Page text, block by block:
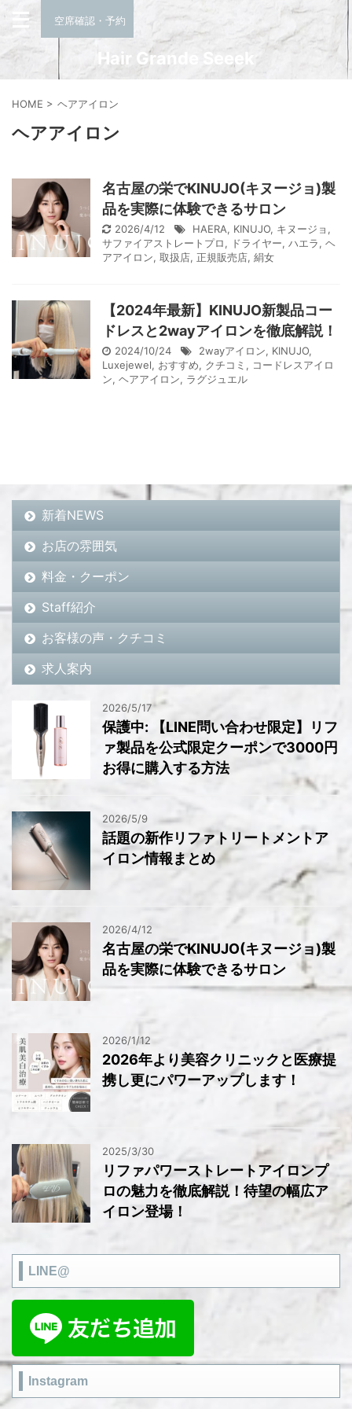
空席確認・予約
Hair Grande Seeek
HOME > ヘアアイロン
ヘアアイロン
名古屋の栄でKINUJO(キヌージョ)製
品を実際に体験できるサロン
2026/4/12 HAERA, KINUJO, キヌージョ ,
サファイアストレートプロ, ドライヤー, ハエラ, ヘ
アアイロン, 取扱店, 正規販売店, 絹女
【2024年最新】KINUJO新製品コー
ドレスと2wayアイロンを徹底解説！
2024/10/24 2wayアイロン, KINUJO,
Luxejewel, おすすめ, クチコミ , コードレスアイロ
ン, ヘアアイロン, ラグジュエル
新着NEWS
お店の雰囲気
料金・クーポン
Staff紹介
お客様の声・クチコミ
求人案内
2026/5/17
保護中: 【LINE問い合わせ限定】リフ
ァ製品を公式限定クーポンで3000円
お得に購入する方法
2026/5/9
話題の新作リファトリートメントア
イロン情報まとめ
2026/4/12
名古屋の栄でKINUJO(キヌージョ)製
品を実際に体験できるサロン
2026/1/12
2026年より美容クリニックと医療提
携し更にパワーアップします！
2025/3/30
リファパワーストレートアイロンプ
ロの魅力を徹底解説！待望の幅広ア
イロン登場！
LINE@
Instagram